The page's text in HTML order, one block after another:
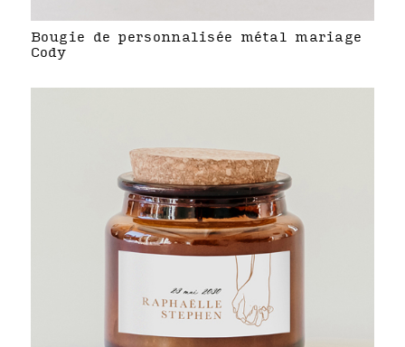
Bougie de personnalisée métal mariage
Cody